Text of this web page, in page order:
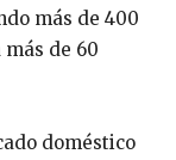
más de 400
de 60
doméstico